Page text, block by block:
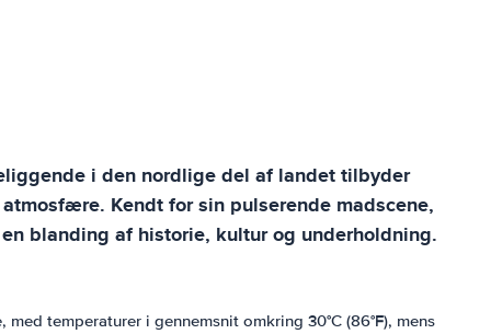
i den nordlige del af landet tilbyder
Kendt for sin pulserende madscene,
blanding af historie, kultur og underholdning.
temperaturer i gennemsnit omkring 30°C (86°F), mens